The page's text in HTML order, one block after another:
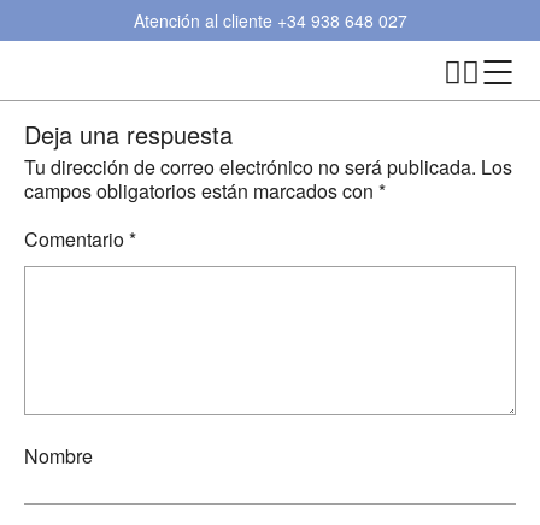
Atención al cliente +34 938 648 027
Deja una respuesta
Tu dirección de correo electrónico no será publicada. Los
campos obligatorios están marcados con *
Comentario*
Nombre